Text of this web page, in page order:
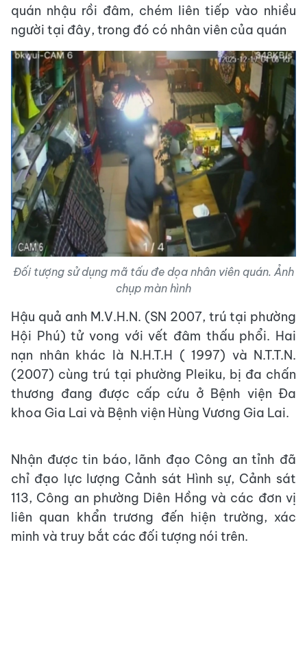
quán nhậu rồi đâm, chém liên tiếp vào nhiều
người tại đây, trong đó có nhân viên của quán
Đối tượng sử dụng mã tấu đe dọa nhân viên quán. Ảnh
chụp màn hình
Hậu quả anh M.V.H.N. (SN 2007, trú tại phường
Hội Phú) tử vong với vết đâm thấu phổi. Hai
nạn nhân khác là N.H.T.H ( 1997) và N.T.T.N.
(2007) cùng trú tại phường Pleiku, bị đa chấn
thương đang được cấp cứu ở Bệnh viện Đa
khoa Gia Lai và Bệnh viện Hùng Vương Gia Lai.
Nhận được tin báo, lãnh đạo Công an tỉnh đã
chỉ đạo lực lượng Cảnh sát Hình sự, Cảnh sát
113, Công an phường Diên Hồng và các đơn vị
liên quan khẩn trương đến hiện trường, xác
minh và truy bắt các đối tượng nói trên.